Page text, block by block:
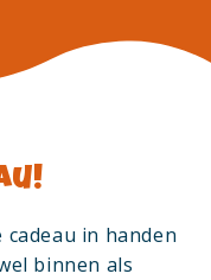
in handen
binnen als